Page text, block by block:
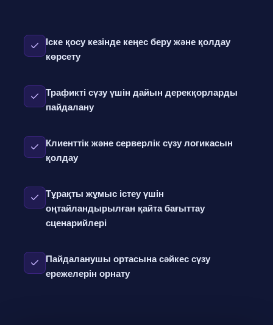
Іске қосу кезінде кеңес беру және қолдау
көрсету
Трафикті сүзу үшін дайын дерекқорларды
пайдалану
Клиенттік және серверлік сүзу логикасын
қолдау
Тұрақты жұмыс істеу үшін
оңтайландырылған қайта бағыттау
сценарийлері
Пайдаланушы ортасына сәйкес сүзу
ережелерін орнату